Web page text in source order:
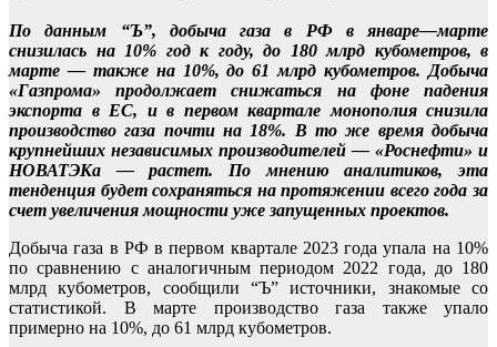
По данным “Ъ”, добыча газа в РФ в январе—марте
снизилась на 10% год к году, до 180 млрд кубометров, в
марте — также на 10%, до 61 млрд кубометров. Добыча
«Газпрома» продолжает снижаться на фоне падения
экспорта в ЕС, и в первом квартале монополия снизила
производство газа почти на 18%. В то же время добыча
крупнейших независимых производителей — «Роснефти» и
НОВАТЭКа — растет. По мнению аналитиков, эта
тенденция будет сохраняться на протяжении всего года за
счет увеличения мощности уже запущенных проектов.
Добыча газа в РФ в первом квартале 2023 года упала на 10%
по сравнению с аналогичным периодом 2022 года, до 180
млрд кубометров, сообщили “Ъ” источники, знакомые со
статистикой. В марте производство газа также упало
примерно на 10%, до 61 млрд кубометров.